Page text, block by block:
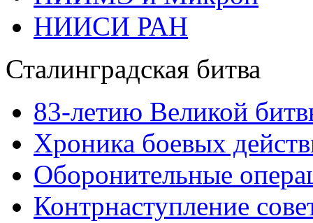
НИИСИ РАН
Сталинградская битва
83-летию Великой
Хроника боевых
Оборонительные
Контрнаступление